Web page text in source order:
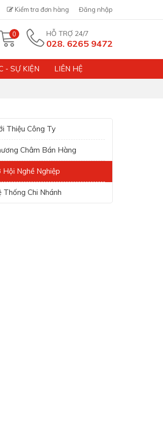
Kiểm tra đơn hàng Đăng nhập
0 HỖ TRỢ 24/7
028. 6265 9472
- SỰ KIỆN LIÊN HỆ
Thiệu Công Ty
Châm Bán Hàng
Hội Nghề Nghiệp
Thống Chi Nhánh